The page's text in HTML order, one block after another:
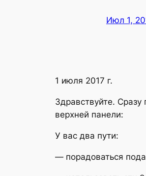
Июл 1,
1 июля 2017 г.
Здравствуйте.
верхней панели:
У вас два пути:
— порадоваться